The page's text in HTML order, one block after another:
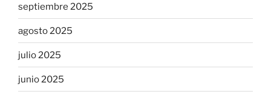
septiembre 2025
agosto 2025
julio 2025
junio 2025